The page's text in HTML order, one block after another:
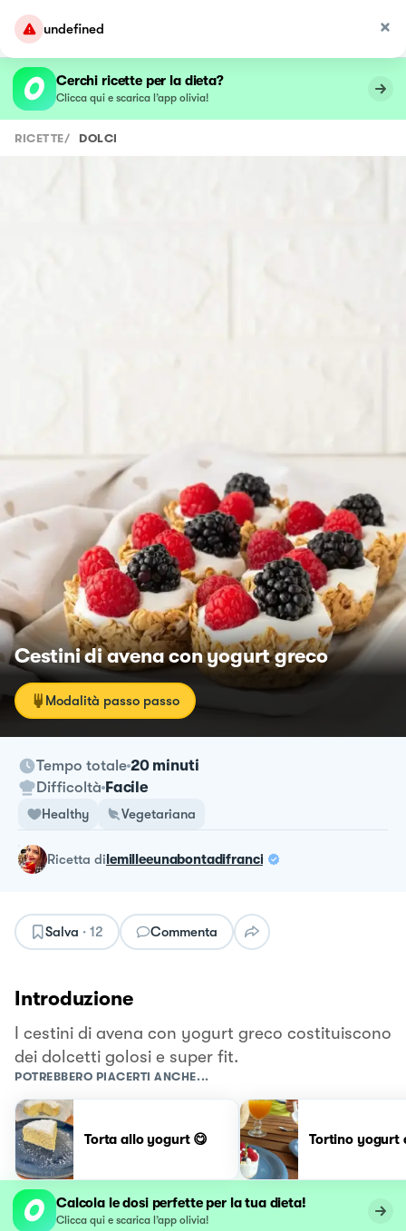
undefined
Cerchi ricette per la dieta?
Clicca qui e scarica l’app olivia!
RICETTE/ DOLCI
Cestini di avena con yogurt greco
Modalità passo passo
Tempo totale 20 minuti
Difficoltà Facile
Healthy Vegetariana
ricetta dilemilleeunabontadifranci
Salva · 12 Commenta
Introduzione
I cestini di avena con yogurt greco costituiscono
dei dolcetti golosi e super fit.
POTREBBERO PIACERTI ANCHE...
Torta allo yogurt 😋 Tortino yogurt
Calcola le dosi perfette per la tua dieta!
Clicca qui e scarica l’app olivia!